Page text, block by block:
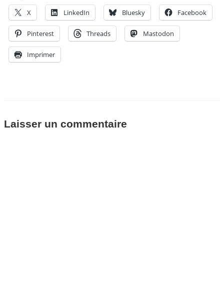
X LinkedIn Bluesky Facebook
Pinterest Threads Mastodon
Imprimer
Laisser un commentaire